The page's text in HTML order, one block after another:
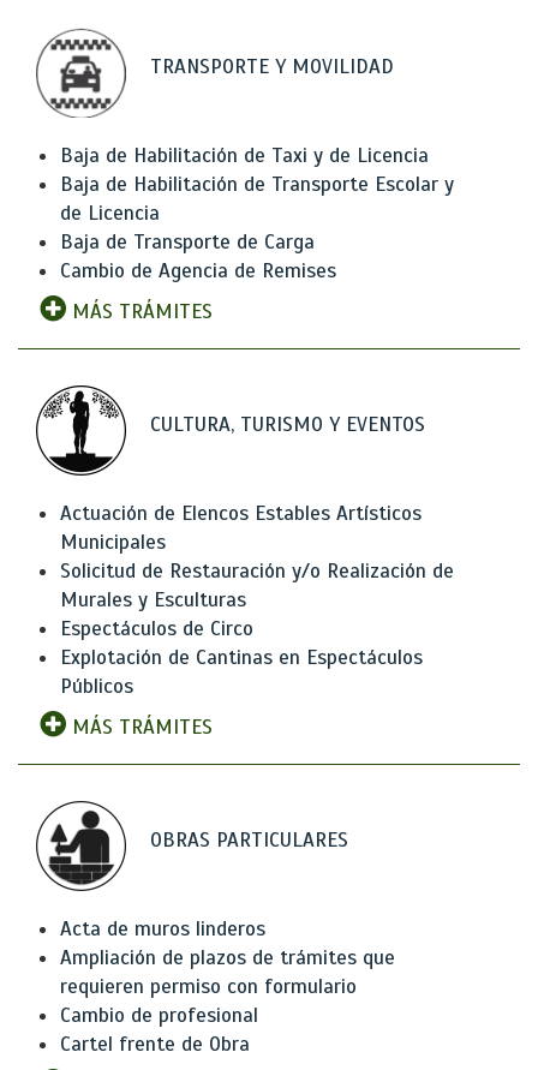
TRANSPORTE Y MOVILIDAD
Baja de Habilitación de Taxi y de Licencia
Baja de Habilitación de Transporte Escolar y
de Licencia
Baja de Transporte de Carga
Cambio de Agencia de Remises
MÁS TRÁMITES
CULTURA, TURISMO Y EVENTOS
Actuación de Elencos Estables Artísticos
Municipales
Solicitud de Restauración y/o Realización de
Murales y Esculturas
Espectáculos de Circo
Explotación de Cantinas en Espectáculos
Públicos
MÁS TRÁMITES
OBRAS PARTICULARES
Acta de muros linderos
Ampliación de plazos de trámites que
requieren permiso con formulario
Cambio de profesional
Cartel frente de Obra